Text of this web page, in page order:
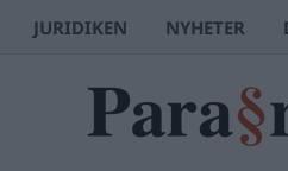
JURIDIKEN NYHETER